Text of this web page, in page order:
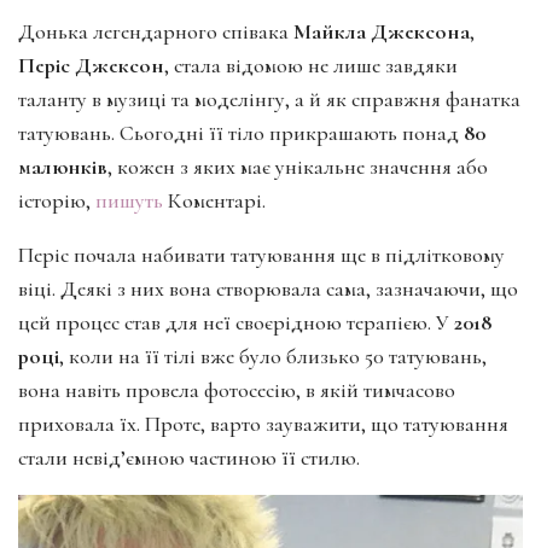
Донька легендарного співакаМайкла Джексона,
Періс Джексон, стала відомою не лише завдяки
таланту в музиці та моделінгу, а й як справжня фанатка
татуювань. Сьогодні її тіло прикрашають понад 80
малюнків, кожен з яких має унікальне значення або
історію, пишуть Коментарі.
Періс почала набивати татуювання ще в підлітковому
віці. Деякі з них вона створювала сама, зазначаючи, що
цей процес став для неї своєрідною терапією. У2018
році, коли на її тілі вже було близько 50 татуювань,
вона навіть провела фотосесію, в якій тимчасово
приховала їх. Проте, варто зауважити, що татуювання
стали невід’ємною частиною її стилю.